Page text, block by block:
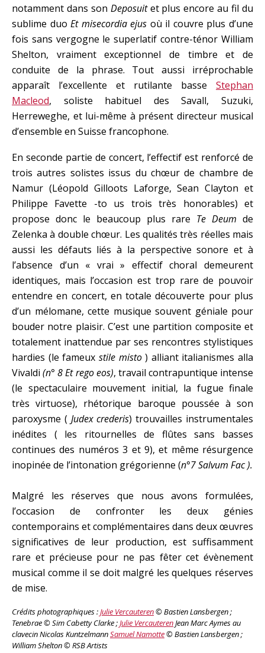
notamment dans son Deposuitet plus encore au fil du
sublime duo Et misecordia ejus où il couvre plus d’une
fois sans vergogne le superlatif contre-ténor William
Shelton, vraiment exceptionnel de timbre et de
conduite de la phrase. Tout aussi irréprochable
apparaît l’excellente et rutilante basse Stephan
Macleod, soliste habituel des Savall, Suzuki,
Herreweghe, et lui-même à présent directeur musical
d’ensemble en Suisse francophone.
En seconde partie de concert, l’effectif est renforcé de
trois autres solistes issus du chœur de chambre de
Namur (Léopold Gilloots Laforge, Sean Clayton et
Philippe Favette -to us trois très honorables) et
propose donc le beaucoup plus rare Te Deum de
Zelenka à double chœur. Les qualités très réelles mais
aussi les défauts liés à la perspective sonore et à
l’absence d’un « vrai » effectif choral demeurent
identiques, mais l’occasion est trop rare de pouvoir
entendre en concert, en totale découverte pour plus
d’un mélomane, cette musique souvent géniale pour
bouder notre plaisir. C’est une partition composite et
totalement inattendue par ses rencontres stylistiques
hardies (le fameux stile misto) alliant italianismes alla
Vivaldi(n° 8 Et rego eos), travail contrapuntique intense
(le spectaculaire mouvement initial, la fugue finale
très virtuose), rhétorique baroque poussée à son
paroxysme ( Judex crederis) trouvailles instrumentales
inédites ( les ritournelles de flûtes sans basses
continues des numéros 3 et 9), et même résurgence
inopinée de l’intonation grégorienne (n°7 Salvum Fac ).
Malgré les réserves que nous avons formulées,
l’occasion de confronter les deux génies
contemporains et complémentaires dans deux œuvres
significatives de leur production, est suffisamment
rare et précieuse pour ne pas fêter cet évènement
musical comme il se doit malgré les quelques réserves
de mise.
Crédits photographiques :Julie Vercauteren© Bastien Lansbergen ;
Tenebrae © Sim Cabetty Clarke ;Julie VercauterenJean Marc Aymes au
clavecin Nicolas KuntzelmannSamuel Namotte© Bastien Lansbergen ;
William Shelton © RSB Artists